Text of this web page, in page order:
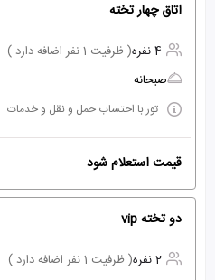
اتاق چهار تخته
4 نفره
( ظرفیت 1 نفر اضافه دارد )
صبحانه
تور با احتساب حمل و نقل و خدمات
قیمت استعلام شود
دو تخته vip
2 نفره
( ظرفیت 1 نفر اضافه دارد )